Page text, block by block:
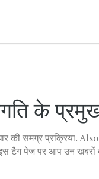
के
की समग्र प्रक्रिया.
टैग पेज पर आप उन खबरों